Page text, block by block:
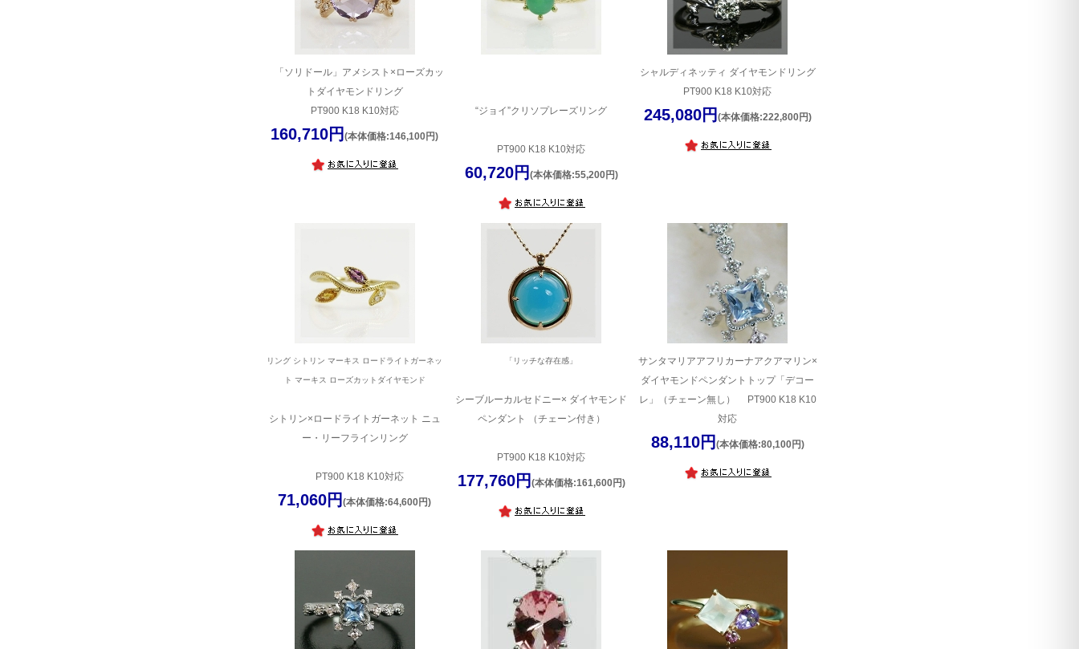
「ソリドール」アメシスト×ローズカッ
トダイヤモンドリング
PT900 K18 K10対応
160,710円(本体価格:146,100円)
“ジョイ”クリソプレーズリング
PT900 K18 K10対応
60,720円 (本体価格:55,200円)
シャルディネッティ ダイヤモンドリング
PT900 K18 K10対応
245,080円 (本体価格:222,800円)
リング シトリン マーキス ロードライトガーネッ
ト マーキス ローズカットダイヤモンド
シトリン×ロードライトガーネット ニュ
ー・リーフラインリング
PT900 K18 K10対応
71,060円(本体価格:64,600円)
「リッチな存在感」
シーブルーカルセドニー× ダイヤモンド
ペンダント （チェーン付き）
PT900 K18 K10対応
177,760円 (本体価格:161,600円)
サンタマリアアフリカーナアクアマリン×
ダイヤモンドペンダントトップ「デコー
レ」（チェーン無し） PT900 K18 K10
対応
88,110円 (本体価格:80,100円)